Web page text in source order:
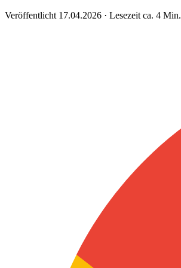
Veröffentlicht 17.04.2026 · Lesezeit ca. 4 Min.